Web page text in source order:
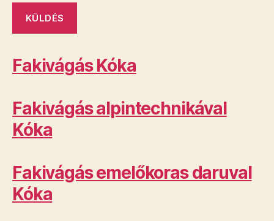
Fakivágás Kóka
Fakivágás alpintechnikával
Kóka
Fakivágás emelőkoras daruval
Kóka